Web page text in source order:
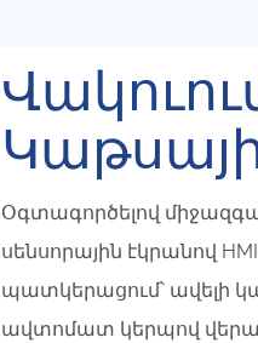
Օգտագործելով
սենսորային էկրանով
պատկերացում՝ ավելի
ավտոմատ կերպով